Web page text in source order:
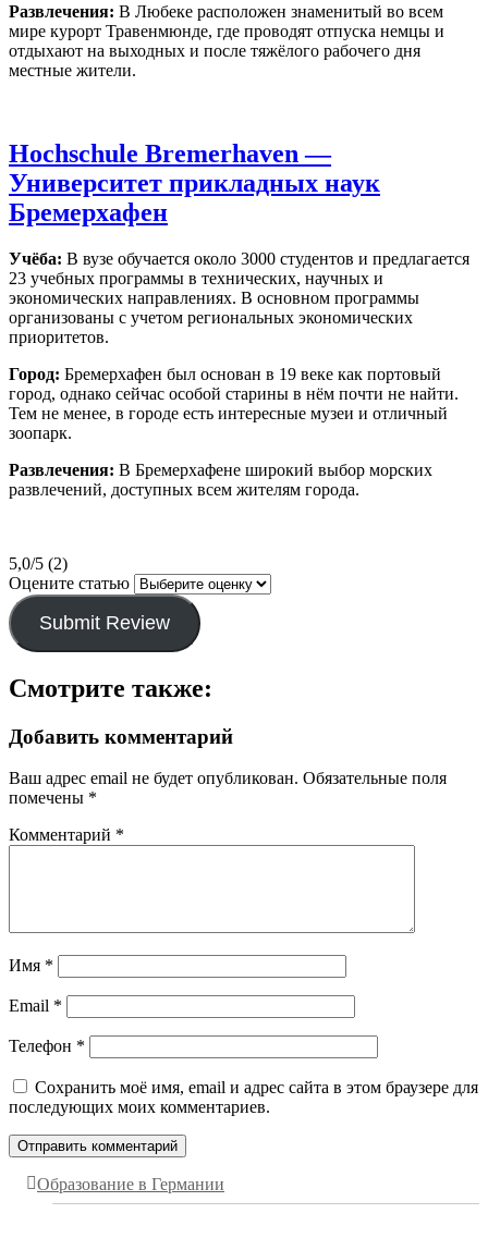
Развлечения: В Любеке расположен знаменитый во всем
мире курорт Травенмюнде, где проводят отпуска немцы и
отдыхают на выходных и после тяжёлого рабочего дня
местные жители.
Hochschule Bremerhaven —
Университет прикладных наук
Бремерхафен
Учёба: В вузе обучается около 3000 студентов и предлагается
23 учебных программы в технических, научных и
экономических направлениях. В основном программы
организованы с учетом региональных экономических
приоритетов.
Город: Бремерхафен был основан в 19 веке как портовый
город, однако сейчас особой старины в нём почти не найти.
Тем не менее, в городе есть интересные музеи и отличный
зоопарк.
Развлечения: В Бремерхафене широкий выбор морских
развлечений, доступных всем жителям города.
5,0/5 (2)
Оцените статью
Submit Review
Смотрите также:
Добавить комментарий
Ваш адрес email не будет опубликован. Обязательные поля
помечены *
Комментарий *
Имя *
Email *
Телефон *
Сохранить моё имя, email и адрес сайта в этом браузере для
последующих моих комментариев.
Образование в Германии